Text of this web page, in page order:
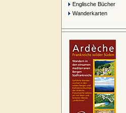
Englische Bücher
Wanderkarten